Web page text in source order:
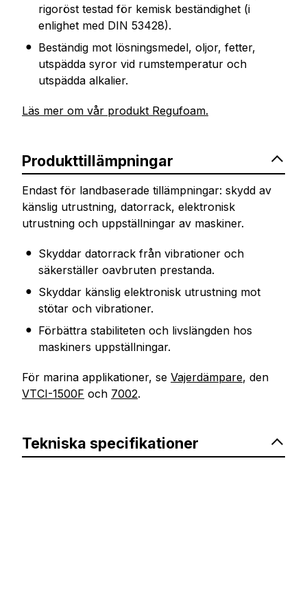
rigoröst testad för kemisk beständighet (i
enlighet med DIN 53428).
Beständig mot lösningsmedel, oljor, fetter,
utspädda syror vid rumstemperatur och
utspädda alkalier.
Läs mer om vår produkt Regufoam.
Produkttillämpningar
Endast för landbaserade tillämpningar: skydd av
känslig utrustning, datorrack, elektronisk
utrustning och uppställningar av maskiner.
Skyddar datorrack från vibrationer och
säkerställer oavbruten prestanda.
Skyddar känslig elektronisk utrustning mot
stötar och vibrationer.
Förbättra stabiliteten och livslängden hos
maskiners uppställningar.
För marina applikationer, se Vajerdämpare, den
VTCI-1500F ​ och 7002.
Tekniska specifikationer